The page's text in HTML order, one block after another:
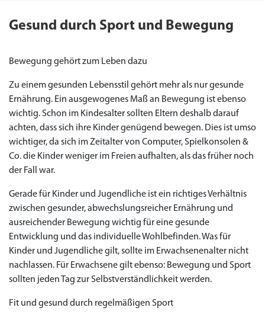
Gesund durch Sport und Bewegung
Bewegung gehört zum Leben dazu
Zu einem gesunden Lebensstil gehört mehr als nur gesunde
Ernährung. Ein ausgewogenes Maß an Bewegung ist ebenso
wichtig. Schon im Kindesalter sollten Eltern deshalb darauf
achten, dass sich ihre Kinder genügend bewegen. Dies ist umso
wichtiger, da sich im Zeitalter von Computer, Spielkonsolen &
Co. die Kinder weniger im Freien aufhalten, als das früher noch
der Fall war.
Gerade für Kinder und Jugendliche ist ein richtiges Verhältnis
zwischen gesunder, abwechslungsreicher Ernährung und
ausreichender Bewegung wichtig für eine gesunde
Entwicklung und das individuelle Wohlbefinden. Was für
Kinder und Jugendliche gilt, sollte im Erwachsenenalter nicht
nachlassen. Für Erwachsene gilt ebenso: Bewegung und Sport
sollten jeden Tag zur Selbstverständlichkeit werden.
Fit und gesund durch regelmäßigen Sport